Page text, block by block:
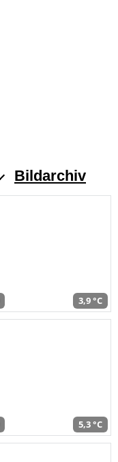
Bildarchiv
3,9 °C
5,3 °C